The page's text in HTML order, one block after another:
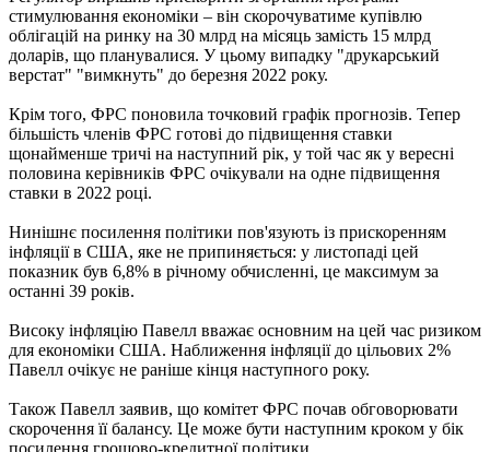
стимулювання економіки – він скорочуватиме купівлю
облігацій на ринку на 30 млрд на місяць замість 15 млрд
доларів, що планувалися. У цьому випадку "друкарський
верстат" "вимкнуть" до березня 2022 року.
Крім того, ФРС поновила точковий графік прогнозів. Тепер
більшість членів ФРС готові до підвищення ставки
щонайменше тричі на наступний рік, у той час як у вересні
половина керівників ФРС очікували на одне підвищення
ставки в 2022 році.
Нинішнє посилення політики пов'язують із прискоренням
інфляції в США, яке не припиняється: у листопаді цей
показник був 6,8% в річному обчисленні, це максимум за
останні 39 років.
Високу інфляцію Павелл вважає основним на цей час ризиком
для економіки США. Наближення інфляції до цільових 2%
Павелл очікує не раніше кінця наступного року.
Також Павелл заявив, що комітет ФРС почав обговорювати
скорочення її балансу. Це може бути наступним кроком у бік
посилення грошово-кредитної політики.